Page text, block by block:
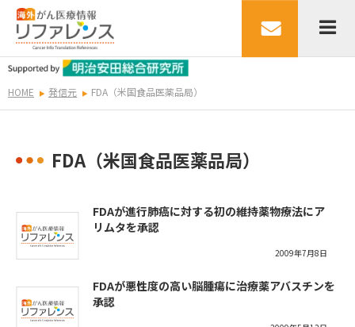
HOME 発信元 FDA（米国食品医薬品局）
FDA（米国食品医薬品局）
FDAが進行肺癌に対する初の維持薬物療法にア
リムタを承認
2009年7月8日
FDAが悪性度の高い脳腫瘍に治療薬アバスチンを
承認